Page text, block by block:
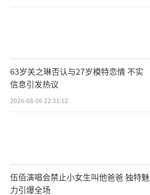
63岁关之琳否认与27岁模特恋情 不实
信息引发热议
2026-08-06 22:31:12
伍佰演唱会禁止小女生叫他爸爸 独特魅
力引爆全场